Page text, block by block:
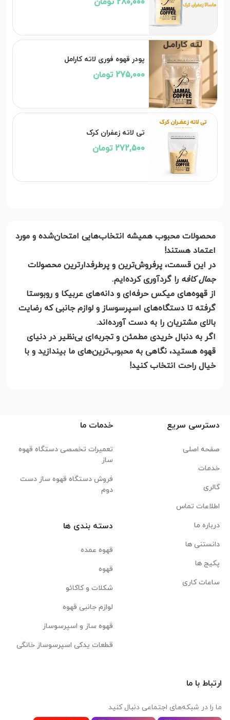
پودر قهوه فوری لاته کارامل
275,000 تومان
تی لاته زعفران کرک
272,500 تومان
محصولات محبوب همیشه انتخاب‌هایی امتحان‌شده و مورد
اعتماد هستند!
در این قسمت، پرفروش‌ترین و پرطرفدارترین محصولات
جمال کافه را گردآوری کرده‌ایم.
از قهوه‌های میکس حرفه‌ای و دانه‌های عربیکا و روبوستا
گرفته تا دستگاه‌های اسپرسوساز و لوازم جانبی که رضایت
بالای مشتریان را به دست آورده‌اند.
اگر به دنبال خریدی مطمئن و تجربه‌ای بی‌نظیر در دنیای
قهوه هستید، نگاهی به محبوب‌ترین‌های ما بیندازید و با
خیال راحت انتخاب کنید!
دسترسی سریع
صفحه اصلی
خدمات
گالری
اطلاعات تماس
درباره ما
دانستنی ها
پکیج ها
ساعات کاری
خدمات ما
تعمیرات تخصصی دستگاه قهوه
ساز
فروش دستگاه قهوه ساز دست
دوم
دسته بندی ها
قهوه عمده
قهوه
شکلات و کاکائو
لوازم جانبی قهوه
قهوه ساز و اسپرسوساز
قطعات یدکی اسپرسوساز خانگی
ارتباط با ما
ما را در شبکه‌های اجتماعی دنبال کنید